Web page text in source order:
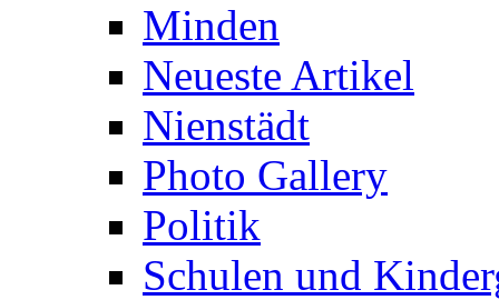
Minden
Neueste Artikel
Nienstädt
Photo Gallery
Politik
Schulen und